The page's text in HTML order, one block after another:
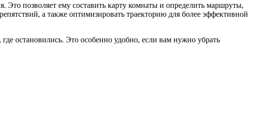
Это позволяет ему составить карту комнаты и определить маршруты,
а также оптимизировать траекторию для более эффективной
остановились. Это особенно удобно, если вам нужно убрать